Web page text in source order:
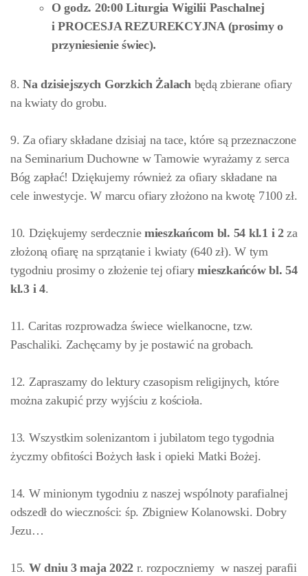
O godz. 20:00 Liturgia Wigilii Paschalnej
i PROCESJA REZUREKCYJNA (prosimy o
przyniesienie świec).
8.Na dzisiejszych Gorzkich Żalachbędą zbierane ofiary
na kwiaty do grobu.
9. Za ofiary składane dzisiaj na tace, które są przeznaczone
na Seminarium Duchowne w Tarnowie wyrażamy z serca
Bóg zapłać! Dziękujemy również za ofiary składane na
cele inwestycje. W marcu ofiary złożono na kwotę 7100 zł.
10. Dziękujemy serdecznie mieszkańcom bl. 54 kl.1 i 2za
złożoną ofiarę na sprzątanie i kwiaty (640 zł). W tym
tygodniu prosimy o złożenie tej ofiarymieszkańców bl. 54
kl.3 i 4.
11. Caritas rozprowadza świece wielkanocne, tzw.
Paschaliki. Zachęcamy by je postawić na grobach.
12. Zapraszamy do lektury czasopism religijnych, które
można zakupić przy wyjściu z kościoła.
13. Wszystkim solenizantom i jubilatom tego tygodnia
życzmy obfitości Bożych łask i opieki Matki Bożej.
14. W minionym tygodniu z naszej wspólnoty parafialnej
odszedł do wieczności: śp. Zbigniew Kolanowski. Dobry
Jezu…
15. W dniu 3 maja 2022 r. rozpoczniemy w naszej parafii